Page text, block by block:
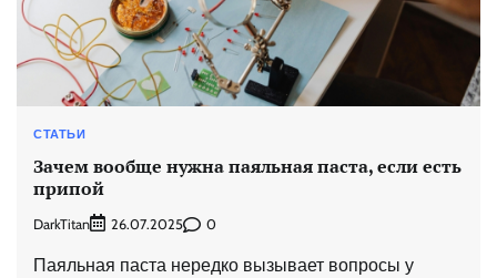
СТАТЬИ
Зачем вообще нужна паяльная паста, если есть
припой
DarkTitan 26.07.2025 0
Паяльная паста нередко вызывает вопросы у